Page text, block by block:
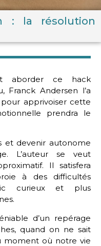
: la résolution
aborder ce hack
Franck Andersen l’a
apprivoiser cette
prendra le
et devenir autonome
L’auteur se veut
Il satisfera
à des difficultés
curieux et plus
d’un repérage
quand on ne sait
moment où notre vie